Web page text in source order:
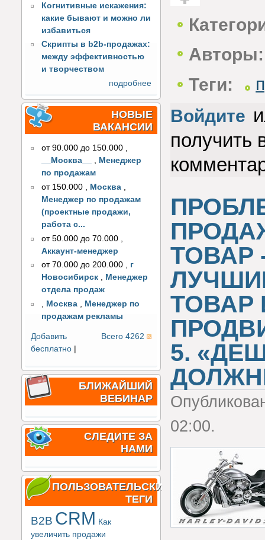
Когнитивные искажения:
какие бывают и можно ли
избавиться
Скрипты в b2b-продажах:
между эффективностью
и творчеством
подробнее
НОВЫЕ
ВАКАНСИИ
от 90.000 до 150.000 ,
__Москва__
, Менеджер
по продажам
от 150.000
Москва
Менеджер по продажам
(проектные продажи,
работа с...
от 50.000 до 70.000
Аккаунт-менеджер
от 70.000 до 200.000 , г
Новосибирск , Менеджер
отдела продаж
, Москва , Менеджер по
продажам рекламы
Всего 4262
Добавить
бесплатно
БЛИЖАЙШИЙ
ВЕБИНАР
СЛЕДИТЕ ЗА
НАМИ
ПОЛЬЗОВАТЕЛЬСКИЕ
ТЕГИ
B2B CRM Как
увеличить продажи
Авторы:
Теги:
Войдите
получить
ТОВАР
ТОВАР
5.
02:00.